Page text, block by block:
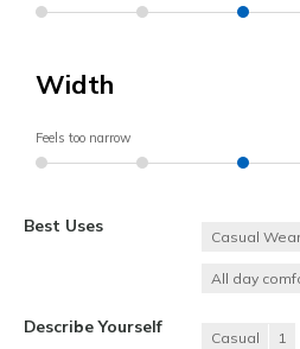
Width
Feels too narrow
Best Uses
Casual Wear
All day
Describe Yourself
Casual 1